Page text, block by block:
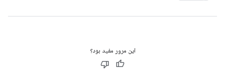
این مرور مفید بود؟